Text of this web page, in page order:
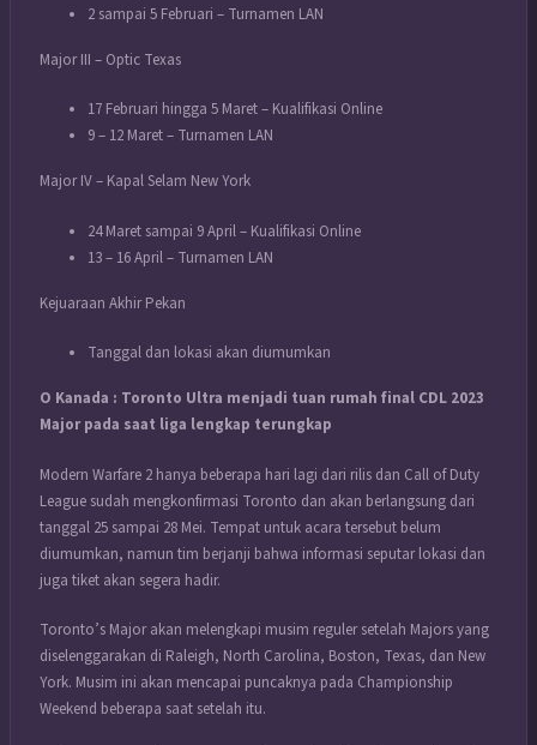
2 sampai 5 Februari – Turnamen LAN
Major III – Optic Texas
17 Februari hingga 5 Maret – Kualifikasi Online
9 – 12 Maret – Turnamen LAN
Major IV – Kapal Selam New York
24 Maret sampai 9 April – Kualifikasi Online
13 – 16 April – Turnamen LAN
Kejuaraan Akhir Pekan
Tanggal dan lokasi akan diumumkan
O Kanada : Toronto Ultra menjadi tuan rumah final CDL 2023
Major pada saat liga lengkap terungkap
Modern Warfare 2 hanya beberapa hari lagi dari rilis dan Call of Duty
League sudah mengkonfirmasi Toronto dan akan berlangsung dari
tanggal 25 sampai 28 Mei. Tempat untuk acara tersebut belum
diumumkan, namun tim berjanji bahwa informasi seputar lokasi dan
juga tiket akan segera hadir.
Toronto’s Major akan melengkapi musim reguler setelah Majors yang
diselenggarakan di Raleigh, North Carolina, Boston, Texas, dan New
York. Musim ini akan mencapai puncaknya pada Championship
Weekend beberapa saat setelah itu.